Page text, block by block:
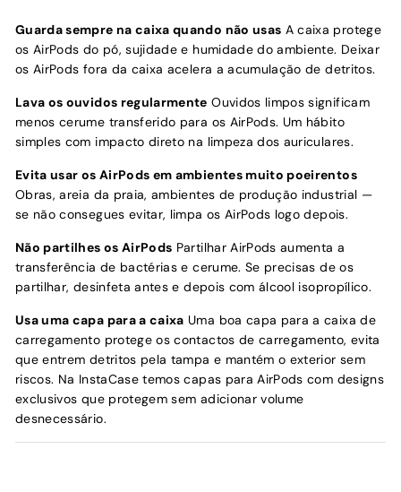
Guarda sempre na caixa quando não usas A caixa protege
os AirPods do pó, sujidade e humidade do ambiente. Deixar
os AirPods fora da caixa acelera a acumulação de detritos.
Lava os ouvidos regularmente Ouvidos limpos significam
menos cerume transferido para os AirPods. Um hábito
simples com impacto direto na limpeza dos auriculares.
Evita usar os AirPods em ambientes muito poeirentos
Obras, areia da praia, ambientes de produção industrial —
se não consegues evitar, limpa os AirPods logo depois.
Não partilhes os AirPods Partilhar AirPods aumenta a
transferência de bactérias e cerume. Se precisas de os
partilhar, desinfeta antes e depois com álcool isopropílico.
Usa uma capa para a caixa Uma boa capa para a caixa de
carregamento protege os contactos de carregamento, evita
que entrem detritos pela tampa e mantém o exterior sem
riscos. Na InstaCase temos capas para AirPods com designs
exclusivos que protegem sem adicionar volume
desnecessário.